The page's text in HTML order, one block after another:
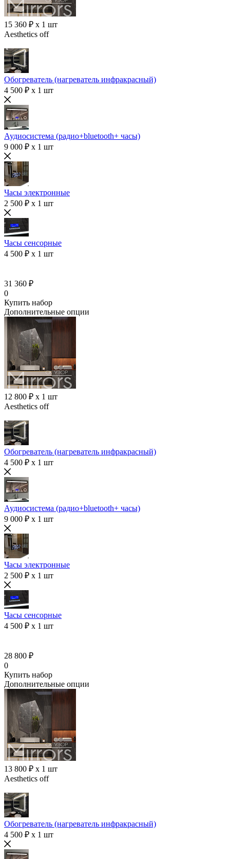
15 360 ₽ x 1 шт
Aesthetics off
Обогреватель (нагреватель инфракрасный)
4 500 ₽ x 1 шт
Аудиосистема (радио+bluetooth+ часы)
9 000 ₽ x 1 шт
Часы электронные
2 500 ₽ x 1 шт
Часы сенсорные
4 500 ₽ x 1 шт
31 360 ₽
0
Купить набор
Дополнительные опции
12 800 ₽ x 1 шт
Aesthetics off
Обогреватель (нагреватель инфракрасный)
4 500 ₽ x 1 шт
Аудиосистема (радио+bluetooth+ часы)
9 000 ₽ x 1 шт
Часы электронные
2 500 ₽ x 1 шт
Часы сенсорные
4 500 ₽ x 1 шт
28 800 ₽
0
Купить набор
Дополнительные опции
13 800 ₽ x 1 шт
Aesthetics off
Обогреватель (нагреватель инфракрасный)
4 500 ₽ x 1 шт